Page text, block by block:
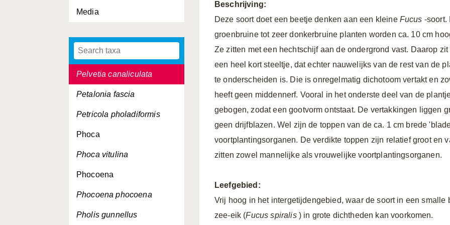
Media
Parablennius gattorugine
Pedicellina nutans
Pelvetia canaliculata
Petalonia fascia
Petricola pholadiformis
Phoca
Phoca vitulina
Phocoena
Phocoena phocoena
Pholis gunnellus
Beschrijving:
Deze soort doet een beetje denken aan een kleine Fucus -soort.
groenbruine tot zeer donkerbruine planten worden ca. 10 cm
Ze zitten met een hechtschijf aan de ondergrond vast. Daarop zit
een heel kort steeltje, dat echter nauwelijks van de rest van de
te onderscheiden is. Die is onregelmatig dichotoom vertakt en
heeft geen middennerf. Vooral in het onderste deel van de
gebogen, zodat een gootvorm ontstaat. De vertakkingen liggen
geen drijfblazen. Wel zijn de toppen van de ca. 1 cm brede
voortplantingsorganen. De verdikte toppen zijn relatief groot en
zitten zowel mannelijke als vrouwelijke voortplantingsorganen.
Leefgebied:
Vrij hoog in het intergetijdengebied, waar de soort in een
zee-eik (Fucus spiralis) in grote dichtheden kan voorkomen.